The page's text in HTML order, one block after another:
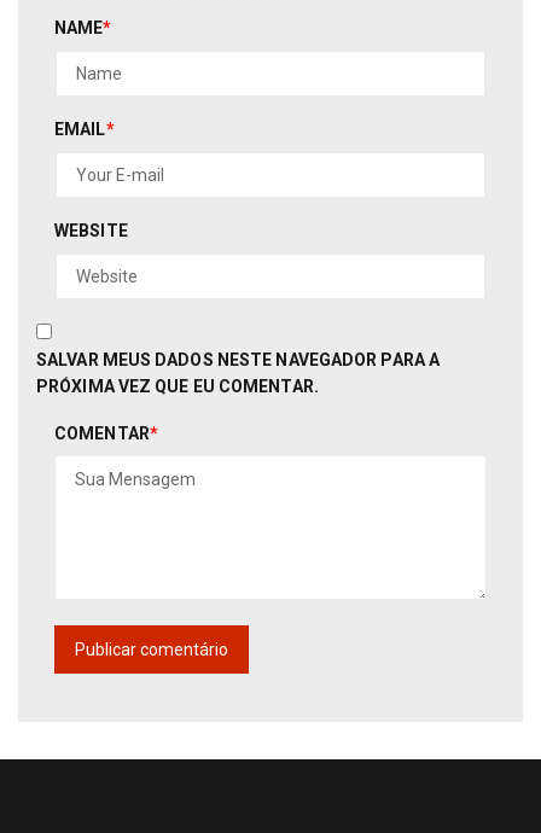
NAME*
EMAIL*
WEBSITE
SALVAR MEUS DADOS NESTE NAVEGADOR PARA A
PRÓXIMA VEZ QUE EU COMENTAR.
COMENTAR*